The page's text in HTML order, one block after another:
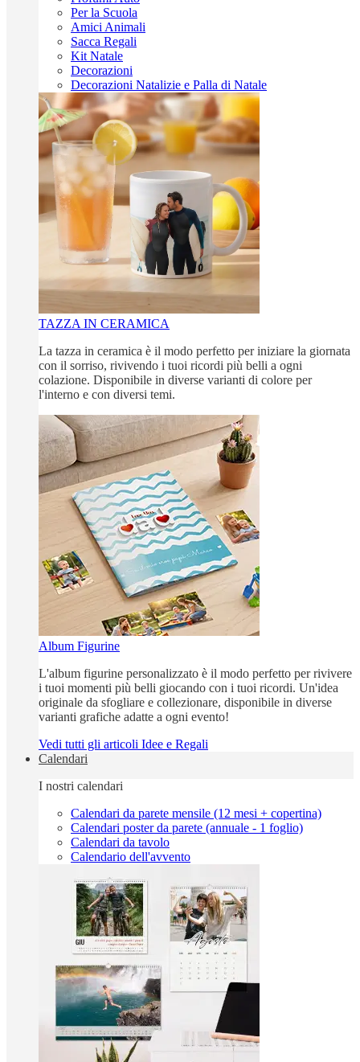
Per la Scuola
Amici Animali
Sacca Regali
Kit Natale
Decorazioni
Decorazioni Natalizie e Palla di Natale
TAZZA IN CERAMICA
La tazza in ceramica è il modo perfetto per iniziare la giornata
con il sorriso, rivivendo i tuoi ricordi più belli a ogni
colazione. Disponibile in diverse varianti di colore per
l'interno e con diversi temi.
Album Figurine
L'album figurine personalizzato è il modo perfetto per rivivere
i tuoi momenti più belli giocando con i tuoi ricordi. Un'idea
originale da sfogliare e collezionare, disponibile in diverse
varianti grafiche adatte a ogni evento!
Vedi tutti gli articoli Idee e Regali
Calendari
I nostri calendari
Calendari da parete mensile (12 mesi + copertina)
Calendari poster da parete (annuale - 1 foglio)
Calendari da tavolo
Calendario dell'avvento